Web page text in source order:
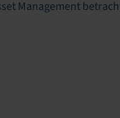
Management